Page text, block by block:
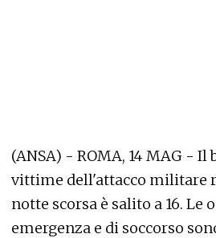
(ANSA) - ROMA, 14 MAG - Il
vittime dell'attacco militare
notte scorsa è salito a 16. Le
emergenza e di soccorso